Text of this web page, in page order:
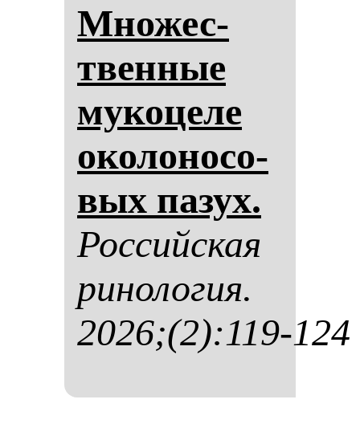
Мно­жес­
твен­ные
му­ко­це­ле
око­ло­но­со­
вых па­зух.
Рос­сий­ская
ри­но­ло­гия.
2026;(2):119-124